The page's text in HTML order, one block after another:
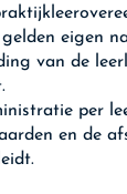
eigen
van de
per
en de